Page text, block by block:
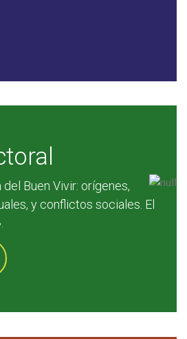
Buen Vivir: orígenes,
y conflictos sociales. El